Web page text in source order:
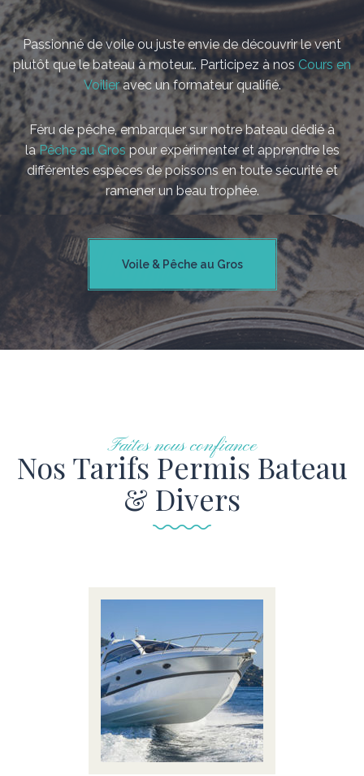
Passionné de voile ou juste envie de découvrir le vent
plutôt que le bateau à moteur… Participez à nos Cours en
Voilieravec un formateur qualifié.
Féru de pêche, embarquer sur notre bateau dédié à
laPêche au Gros pour expérimenter et apprendre les
différentes espèces de poissons en toute sécurité et
ramener un beau trophée.
Voile & Pêche au Gros
Faîtes nous confiance
Nos Tarifs Permis Bateau
& Divers